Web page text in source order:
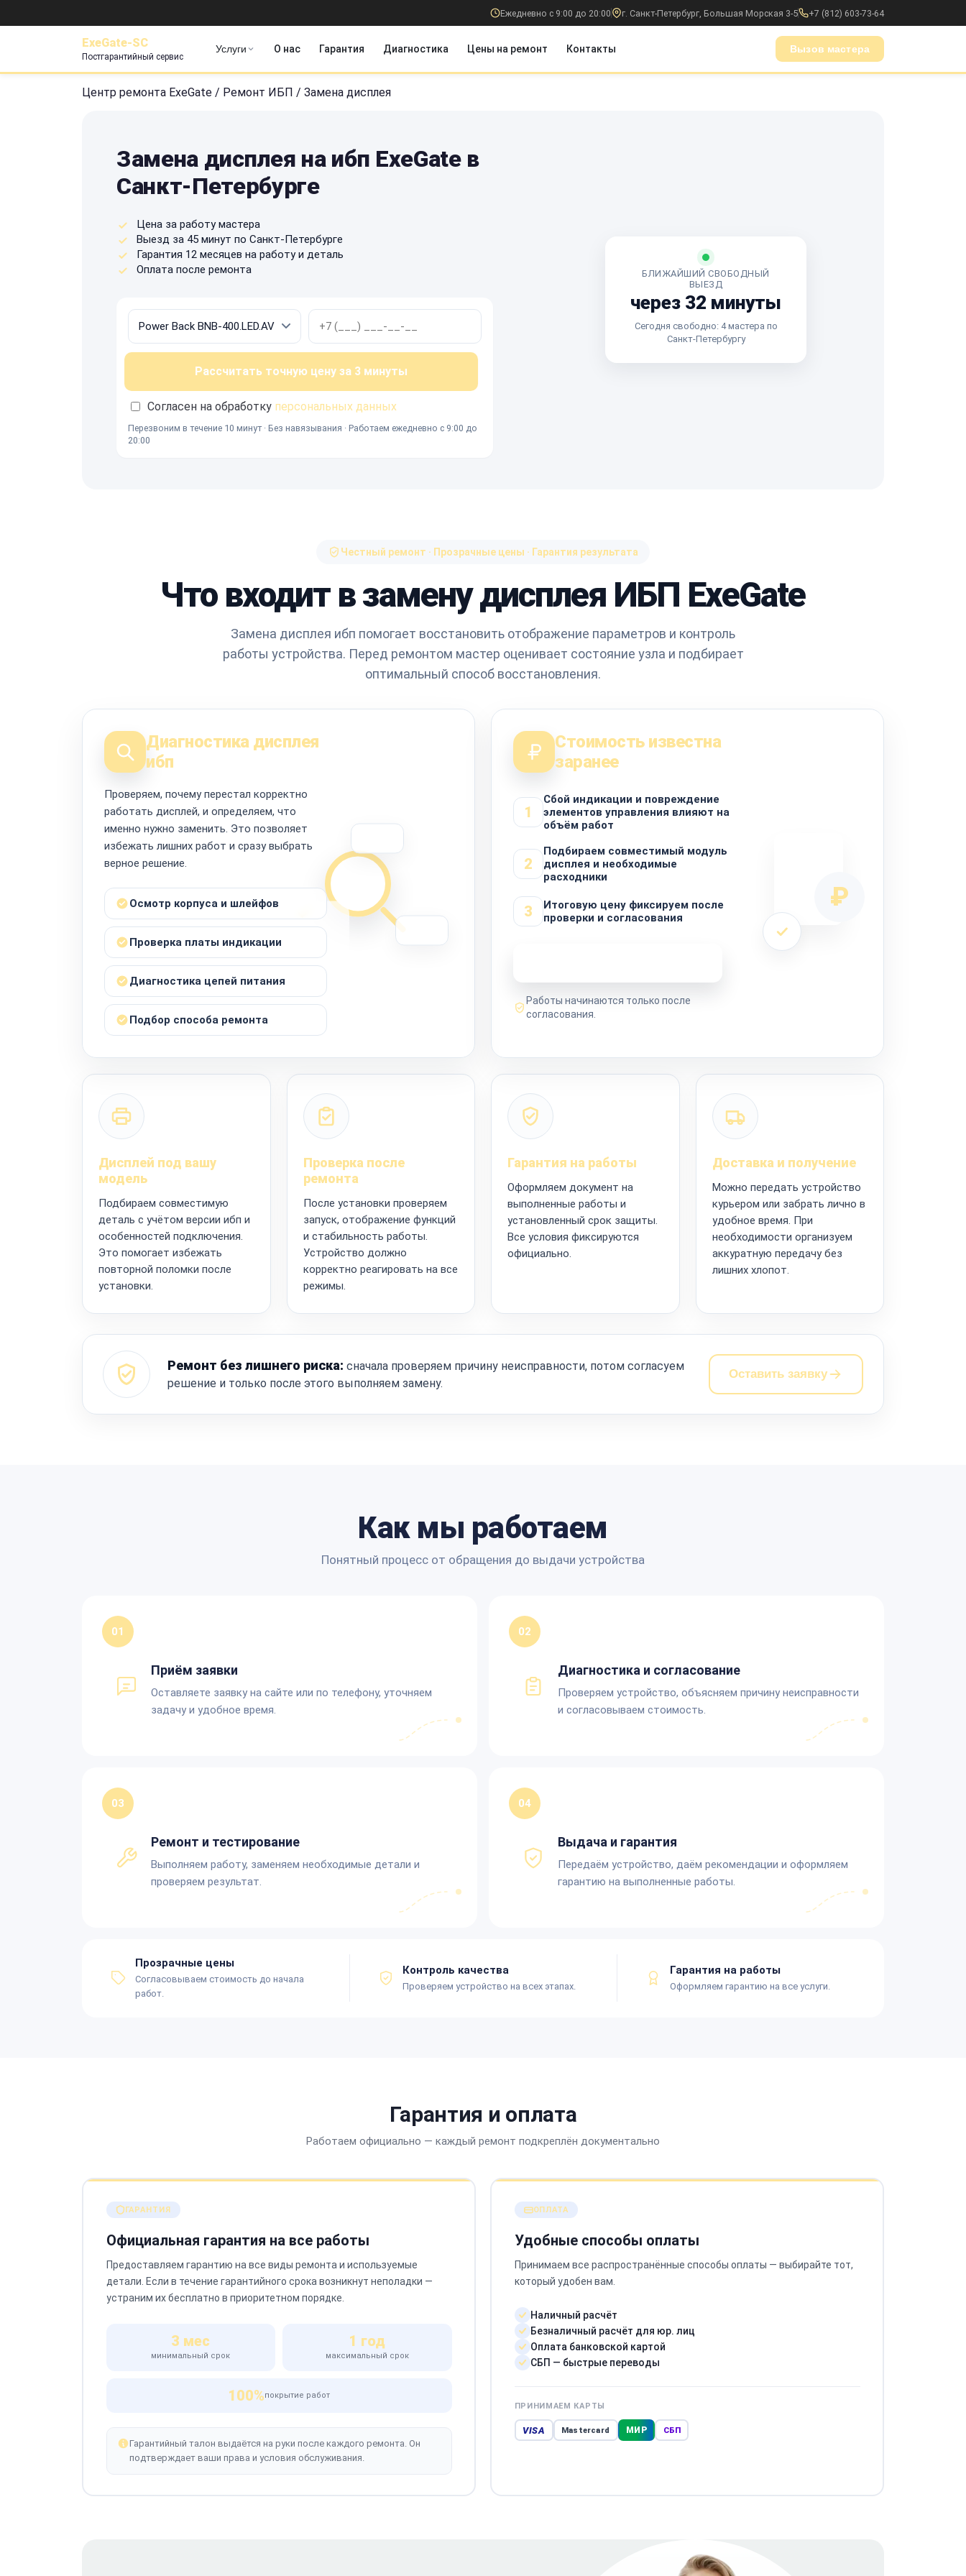
Ежедневно с 9:00 до 20:00 г. Санкт-Петербург, Большая Морская 3-5 +7 (812) 603-73-64
ExeGate-SC
Постгарантийный сервис
Услуги О нас Гарантия Диагностика Цены на ремонт Контакты Вызов мастера
Центр ремонта ExeGate / Ремонт ИБП / Замена дисплея
Замена дисплея на ибп ExeGate в
Санкт-Петербурге
Цена за работу мастера
Выезд за 45 минут по Санкт-Петербурге
Гарантия 12 месяцев на работу и деталь
Оплата после ремонта
Рассчитать точную цену за 3 минуты
Согласен на обработку персональных данных
Перезвоним в течение 10 минут · Без навязывания · Работаем ежедневно с 9:00 до
20:00
БЛИЖАЙШИЙ СВОБОДНЫЙ
ВЫЕЗД
через 32 минуты
Сегодня свободно: 4 мастера по
Санкт-Петербургу
Честный ремонт · Прозрачные цены · Гарантия результата
Что входит в замену дисплея ИБП ExeGate
Замена дисплея ибп помогает восстановить отображение параметров и контроль
работы устройства. Перед ремонтом мастер оценивает состояние узла и подбирает
оптимальный способ восстановления.
Диагностика дисплея
ибп
Проверяем, почему перестал корректно
работать дисплей, и определяем, что
именно нужно заменить. Это позволяет
избежать лишних работ и сразу выбрать
верное решение.
Осмотр корпуса и шлейфов
Проверка платы индикации
Диагностика цепей питания
Подбор способа ремонта
Стоимость известна
заранее
1
Сбой индикации и повреждение
элементов управления влияют на
объём работ
2
Подбираем совместимый модуль
дисплея и необходимые
расходники
3
Итоговую цену фиксируем после
проверки и согласования
Работы начинаются только после
согласования.
₽
Дисплей под вашу
модель
Подбираем совместимую
деталь с учётом версии ибп и
особенностей подключения.
Это помогает избежать
повторной поломки после
установки.
Проверка после
ремонта
После установки проверяем
запуск, отображение функций
и стабильность работы.
Устройство должно
корректно реагировать на все
режимы.
Гарантия на работы
Оформляем документ на
выполненные работы и
установленный срок защиты.
Все условия фиксируются
официально.
Доставка и получение
Можно передать устройство
курьером или забрать лично в
удобное время. При
необходимости организуем
аккуратную передачу без
лишних хлопот.
Ремонт без лишнего риска: сначала проверяем причину неисправности, потом согласуем
решение и только после этого выполняем замену.
Оставить заявку
Как мы работаем
Понятный процесс от обращения до выдачи устройства
01
Приём заявки
Оставляете заявку на сайте или по телефону, уточняем
задачу и удобное время.
02
Диагностика и согласование
Проверяем устройство, объясняем причину неисправности
и согласовываем стоимость.
03
Ремонт и тестирование
Выполняем работу, заменяем необходимые детали и
проверяем результат.
04
Выдача и гарантия
Передаём устройство, даём рекомендации и оформляем
гарантию на выполненные работы.
Прозрачные цены
Согласовываем стоимость до начала
работ.
Контроль качества
Проверяем устройство на всех этапах.
Гарантия на работы
Оформляем гарантию на все услуги.
Гарантия и оплата
Работаем официально — каждый ремонт подкреплён документально
ГАРАНТИЯ
Официальная гарантия на все работы
Предоставляем гарантию на все виды ремонта и используемые
детали. Если в течение гарантийного срока возникнут неполадки —
устраним их бесплатно в приоритетном порядке.
3 мес
минимальный срок
1 год
максимальный срок
100%покрытие работ
Гарантийный талон выдаётся на руки после каждого ремонта. Он
подтверждает ваши права и условия обслуживания.
ОПЛАТА
Удобные способы оплаты
Принимаем все распространённые способы оплаты — выбирайте тот,
который удобен вам.
Наличный расчёт
Безналичный расчёт для юр. лиц
Оплата банковской картой
СБП — быстрые переводы
ПРИНИМАЕМ КАРТЫ
VISA Mastercard МИР СБП